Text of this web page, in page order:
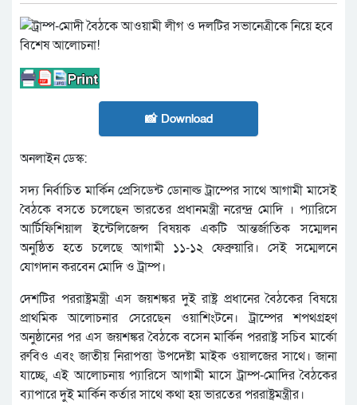
📸 Download
অনলাইন ডেস্ক:
সদ্য নির্বাচিত মার্কিন প্রেসিডেন্ট ডোনাল্ড ট্রাম্পের সাথে আগামী মাসেই
বৈঠকে বসতে চলেছেন ভারতের প্রধানমন্ত্রী নরেন্দ্র মোদি । প্যারিসে
আর্টিফিশিয়াল ইন্টেলিজেন্স বিষয়ক একটি আন্তর্জাতিক সম্মেলন
অনুষ্ঠিত হতে চলেছে আগামী ১১-১২ ফেব্রুয়ারি। সেই সম্মেলনে
যোগদান করবেন মোদি ও ট্রাম্প।
দেশটির পররাষ্ট্রমন্ত্রী এস জয়শঙ্কর দুই রাষ্ট্র প্রধানের বৈঠকের বিষয়ে
প্রাথমিক আলোচনার সেরেছেন ওয়াশিংটনে। ট্রাম্পের শপথগ্রহণ
অনুষ্ঠানের পর এস জয়শঙ্কর বৈঠকে বসেন মার্কিন পররাষ্ট্র সচিব মার্কো
রুবিও এবং জাতীয় নিরাপত্তা উপদেষ্টা মাইক ওয়ালজের সাথে। জানা
যাচ্ছে, এই আলোচনায় প্যারিসে আগামী মাসে ট্রাম্প-মোদির বৈঠকের
ব্যাপারে দুই মার্কিন কর্তার সাথে কথা হয় ভারতের পররাষ্ট্রমন্ত্রীর।